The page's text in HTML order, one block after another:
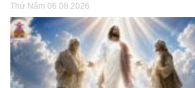
Thứ Năm 06.08.2026